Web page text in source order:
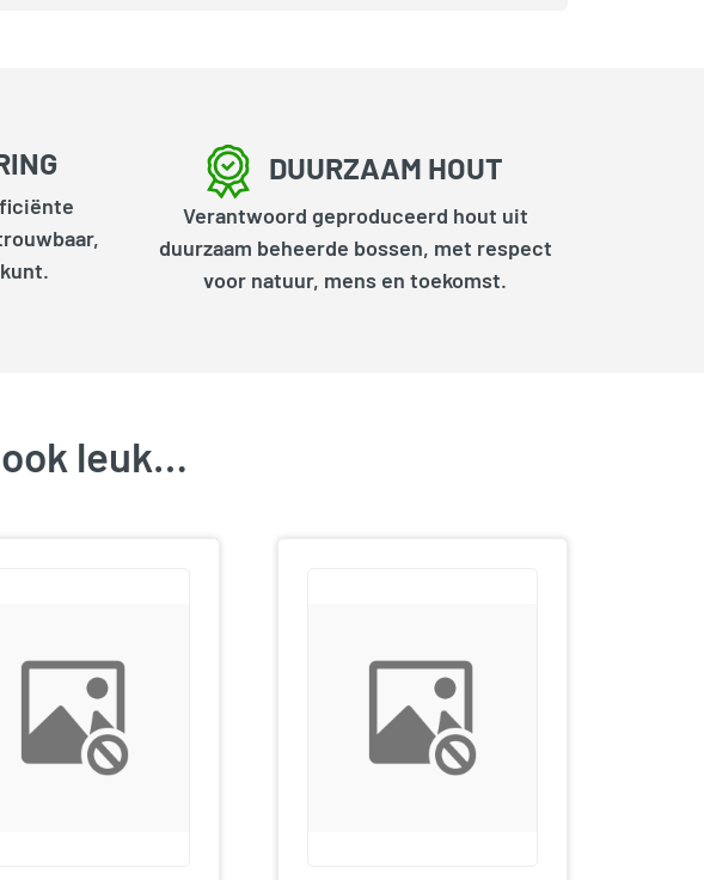
DUURZAAM HOUT
Verantwoord geproduceerd hout uit
duurzaam beheerde bossen, met respect
voor natuur, mens en toekomst.
leuk…